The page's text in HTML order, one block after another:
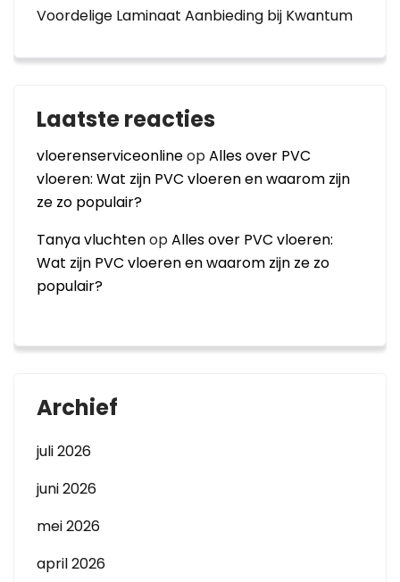
Voordelige Laminaat Aanbieding bij Kwantum
Laatste reacties
vloerenserviceonlineopAlles over PVC
vloeren: Wat zijn PVC vloeren en waarom zijn
ze zo populair?
Tanya vluchtenopAlles over PVC vloeren:
Wat zijn PVC vloeren en waarom zijn ze zo
populair?
Archief
juli 2026
juni 2026
mei 2026
april 2026